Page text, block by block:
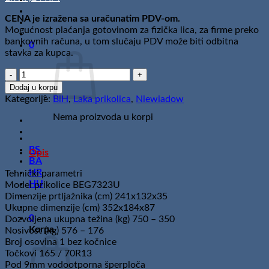
0
Nema proizvoda u korpi
RS
BA
HR
HU
0
Korpa
CENA je izražena sa uračunatim PDV-om.
Mogućnost plaćanja gotovinom za fizička lica, za firme preko
bankovnih računa, u tom slučaju PDV može biti odbitna
stavka za kupca.
Niewiadow
BEG7523
U
količina
Dodaj u korpu
Kategorije: BiH, Laka prikolica, Niewiadow
Opis
Tehnički parametri
Model prikolice BEG7323U
Dimenzije prtljažnika (cm) 241x132x35
Ukupne dimenzije (cm) 352x184x87
Dozvoljena ukupna težina (kg) 750 – 350
Nosivost (kg) 576 – 176
Broj osovina 1 bez kočnice
Točkovi 165 / 70R13
Pod 9mm vodootporna šperploča